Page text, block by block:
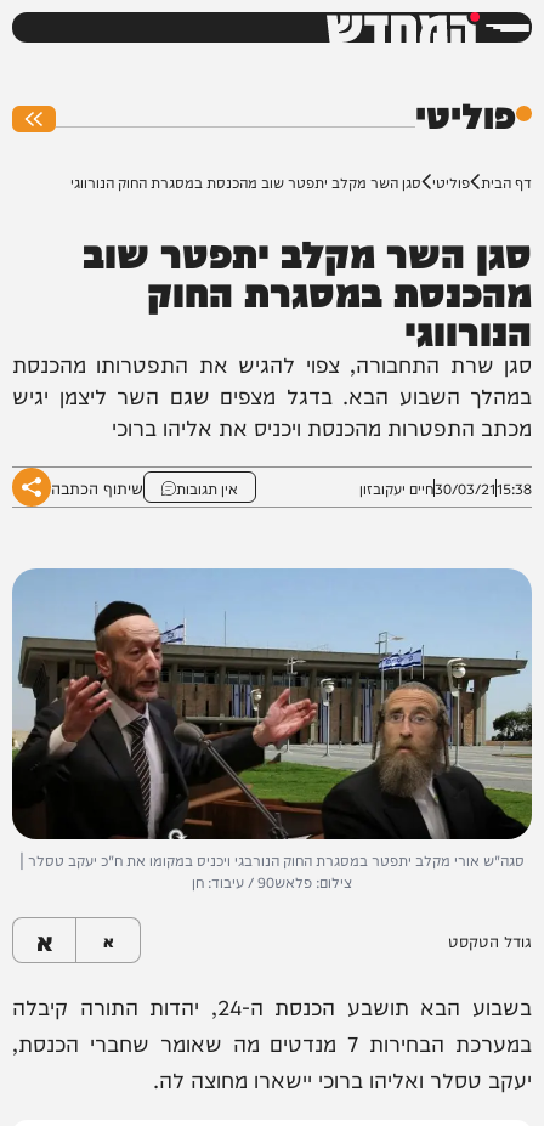
המחדש
פוליטי
דף הבית פוליטי סגן השר מקלב יתפטר שוב מהכנסת במסגרת החוק הנורווגי
סגן השר מקלב יתפטר שוב
מהכנסת במסגרת החוק
הנורווגי
סגן שרת התחבורה, צפוי להגיש את התפטרותו מהכנסת
במהלך השבוע הבא. בדגל מצפים שגם השר ליצמן יגיש
מכתב התפטרות מהכנסת ויכניס את אליהו ברוכי
15:38
30/03/21חיים יעקובזון אין תגובות שיתוף הכתבה
סגה"ש אורי מקלב יתפטר במסגרת החוק הנורבגי ויכניס במקומו את ח"כ יעקב טסלר |
צילום: פלאש90 / עיבוד: חן
גודל הטקסט א א
בשבוע הבא תושבע הכנסת ה-24, יהדות התורה קיבלה
במערכת הבחירות 7 מנדטים מה שאומר שחברי הכנסת,
יעקב טסלר ואליהו ברוכי יישארו מחוצה לה.